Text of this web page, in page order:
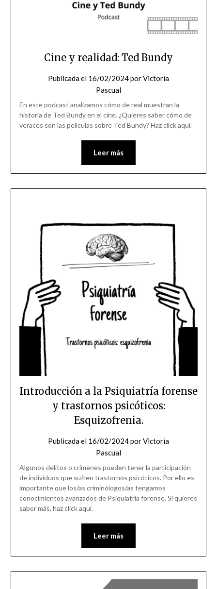
Cine y realidad: Ted Bundy
Publicada el 16/02/2024porVictoria
Pascual
En este podcast analizamos cómo de real muestran la
historia de Ted Bundy en el cine. ¿Quieres saber cómo de
veraces son las películas sobre Ted Bundy? Haz click aquí.
Leer más
Introducción a la Psiquiatría forense
y trastornos psicóticos:
Esquizofrenia.
Publicada el 16/02/2024porVictoria
Pascual
Algunos delitos o crímenes pueden tener la participación
de individuos que sufren trastornos psicóticos. Por ello es
importante que los/as criminólogos/as tengamos
conocimientos avanzados de Psiquiatría forense. Si quieres
saber más, haz click aquí.
Leer más